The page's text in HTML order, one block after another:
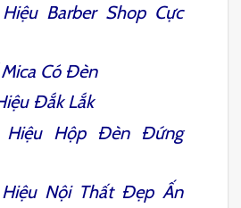
Barber ShopCực
Có Đèn
Đắk Lắk
Hiệu Hộp Đèn Đứng
Nội ThấtĐẹp Ấn